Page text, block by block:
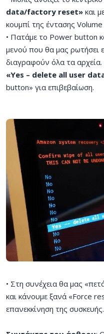
data/factory reset» και
κουμπί της έντασης
• Πατάμε το Power button
μενού που θα μας ρωτήσει
διαγραφούν όλα τα
«Yes – delete all user
button» για επιβεβαίωση.
• Στη συνέχεια θα μας
και κάνουμε ξανά «Force
επανεκκίνηση της συσκευής.